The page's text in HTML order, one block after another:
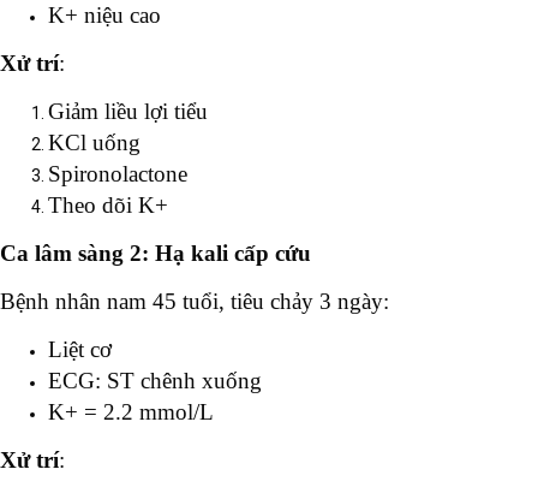
K+ niệu cao
Xử trí:
Giảm liều lợi tiểu
KCl uống
Spironolactone
Theo dõi K+
Ca lâm sàng 2: Hạ kali cấp cứu
Bệnh nhân nam 45 tuổi, tiêu chảy 3 ngày:
Liệt cơ
ECG: ST chênh xuống
K+ = 2.2 mmol/L
Xử trí: